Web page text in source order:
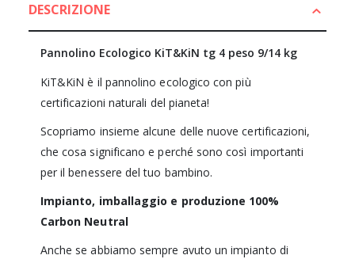
DESCRIZIONE
Pannolino Ecologico KiT&KiN tg 4 peso 9/14 kg
KiT&KiN è il pannolino ecologico con più
certificazioni naturali del pianeta!
Scopriamo insieme alcune delle nuove certificazioni,
che cosa significano e perché sono così importanti
per il benessere del tuo bambino.
Impianto, imballaggio e produzione 100%
Carbon Neutral
Anche se abbiamo sempre avuto un impianto di